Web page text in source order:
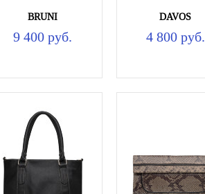
BRUNI
9 400 руб.
DAVOS
4 800 руб.